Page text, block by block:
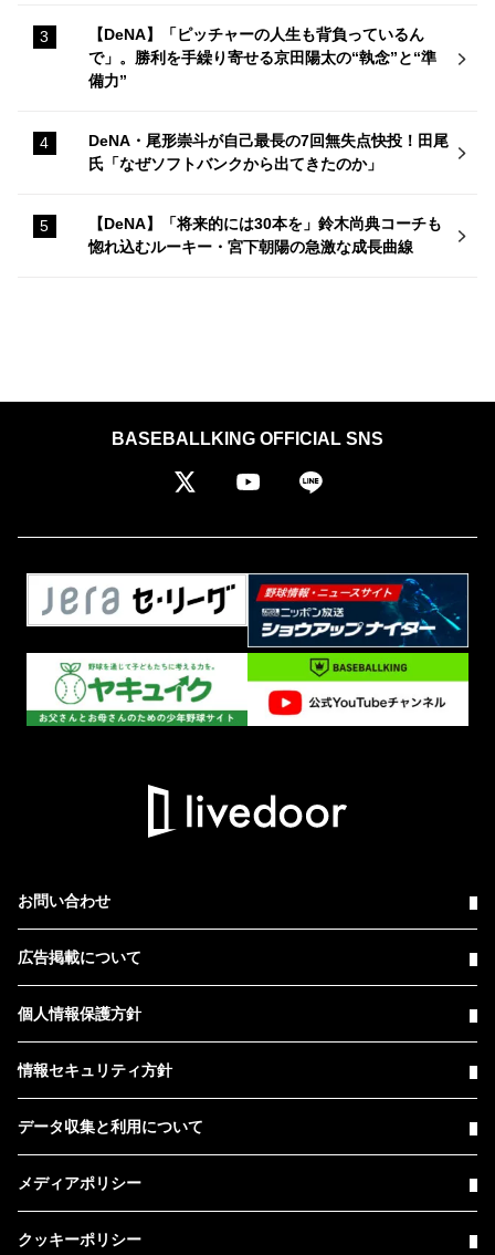
【DeNA】「ピッチャーの人生も背負っているん
で」。勝利を手繰り寄せる京田陽太の“執念”と“準
備力”
DeNA・尾形崇斗が自己最長の7回無失点快投！田尾
氏「なぜソフトバンクから出てきたのか」
【DeNA】「将来的には30本を」鈴木尚典コーチも
惚れ込むルーキー・宮下朝陽の急激な成長曲線
BASEBALLKING OFFICIAL SNS
お問い合わせ
広告掲載について
個人情報保護方針
情報セキュリティ方針
データ収集と利用について
メディアポリシー
クッキーポリシー